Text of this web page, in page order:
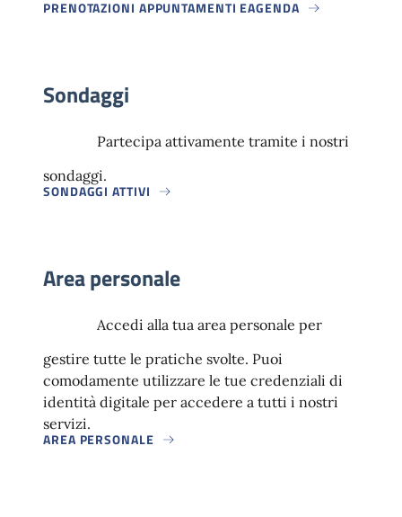
PRENOTAZIONI APPUNTAMENTI EAGENDA
Sondaggi
Partecipa attivamente tramite i nostri
sondaggi.
SONDAGGI ATTIVI
Area personale
Accedi alla tua area personale per
gestire tutte le pratiche svolte. Puoi
comodamente utilizzare le tue credenziali di
identità digitale per accedere a tutti i nostri
servizi.
AREA PERSONALE